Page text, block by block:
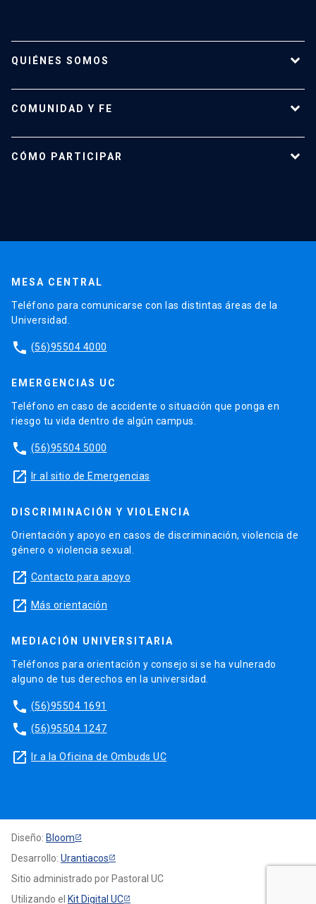
QUIÉNES SOMOS
Historia
COMUNIDAD Y FE
CÓMO PARTICIPAR
MESA CENTRAL
Teléfono para comunicarse con las distintas áreas de la
Universidad.
phone (56)95504 4000
EMERGENCIAS UC
Teléfono en caso de accidente o situación que ponga en
riesgo tu vida dentro de algún campus.
phone (56)95504 5000
launch Ir al sitio de Emergencias
DISCRIMINACIÓN Y VIOLENCIA
Orientación y apoyo en casos de discriminación, violencia de
género o violencia sexual.
launch Contacto para apoyo
launch Más orientación
MEDIACIÓN UNIVERSITARIA
Teléfonos para orientación y consejo si se ha vulnerado
alguno de tus derechos en la universidad.
phone (56)95504 1691
phone (56)95504 1247
launch Ir a la Oficina de Ombuds UC
Diseño: Bloom
Desarrollo: Urantiacos
Sitio administrado por Pastoral UC
Utilizando el Kit Digital UC